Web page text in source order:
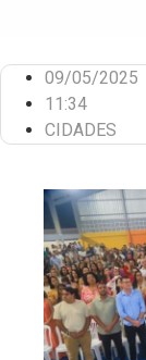
09/05/2025
11:34
CIDADES